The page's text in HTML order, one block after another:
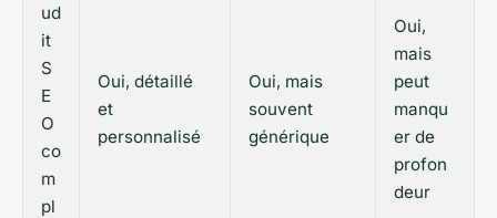
ud
it
S
E
O
co
m
pl
Oui, détaillé
et
personnalisé
Oui, mais
souvent
générique
Oui,
mais
peut
manqu
er de
profon
deur